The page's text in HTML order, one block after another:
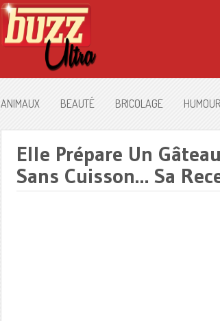
ANIMAUX BEAUTÉ BRICOLAGE HUMOUR
Elle Prépare Un
Sans Cuisson… Sa